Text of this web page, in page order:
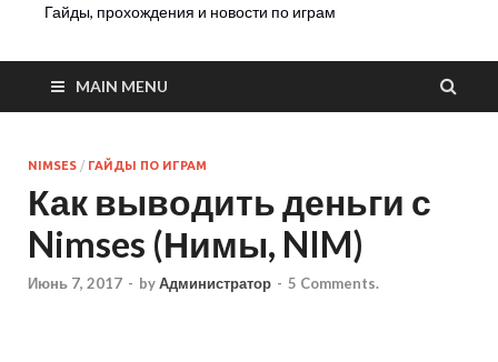
Гайды, прохождения и новости по играм
MAIN MENU
NIMSES / ГАЙДЫ ПО ИГРАМ
Как выводить деньги с
Nimses (Нимы, NIM)
Июнь 7, 2017 - byАдминистратор - 5 Comments.